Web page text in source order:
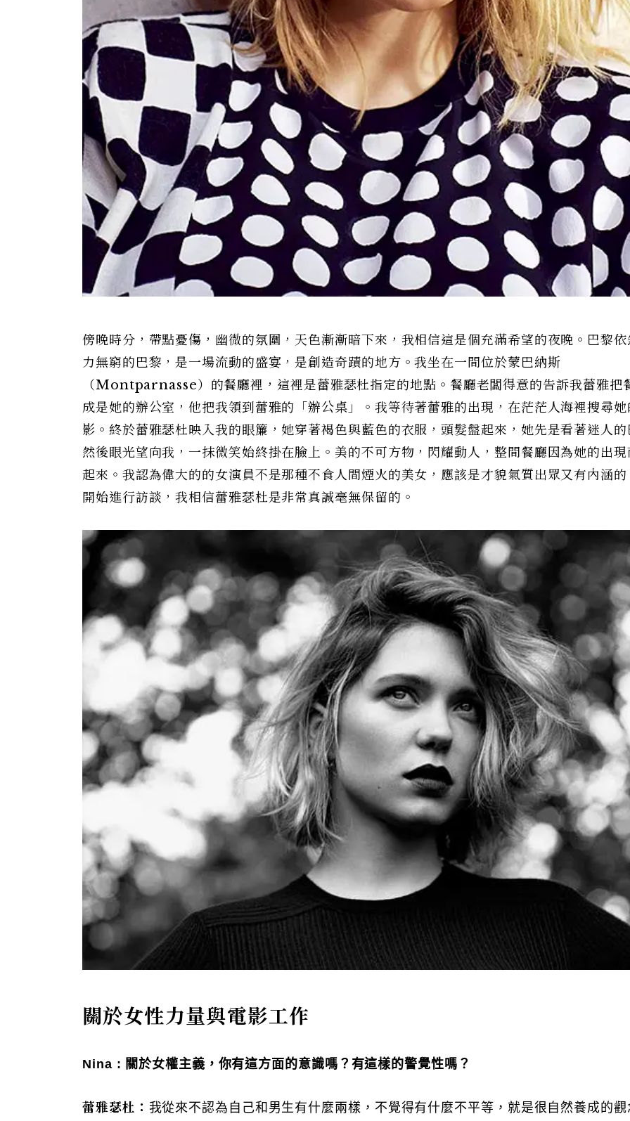
傍晚時分，帶點憂傷，幽微的氛圍，天色漸漸暗下來，我相信這是個充滿希望的夜晚。巴黎
力無窮的巴黎，是一場流動的盛宴，是創造奇蹟的地方。我坐在一間位於蒙巴納斯
（Montparnasse）的餐廳裡，這裡是蕾雅瑟杜指定的地點。餐廳老闆得意的告訴我蕾雅把
成是她的辦公室，他把我領到蕾雅的「辦公桌」。我等待著蕾雅的出現，在茫茫人海裡搜尋
影。終於蕾雅瑟杜映入我的眼簾，她穿著褐色與藍色的衣服，頭髮盤起來，她先是看著迷人
然後眼光望向我，一抹微笑始終掛在臉上。美的不可方物，閃耀動人，整間餐廳因為她的出
起來。我認為偉大的的女演員不是那種不食人間煙火的美女，應該是才貌氣質出眾又有內涵
開始進行訪談，我相信蕾雅瑟杜是非常真誠毫無保留的。
關於女性力量與電影工作
Nina : 關於女權主義，你有這方面的意識嗎？有這樣的警覺性嗎？
蕾雅瑟杜： 我從來不認為自己和男生有什麼兩樣，不覺得有什麼不平等，就是很自然養成的